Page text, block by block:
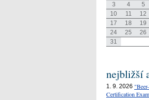
3
4 5
10
11 12
17
18 19
24
25 26
31
nejbližší
1. 9. 2026
Certification